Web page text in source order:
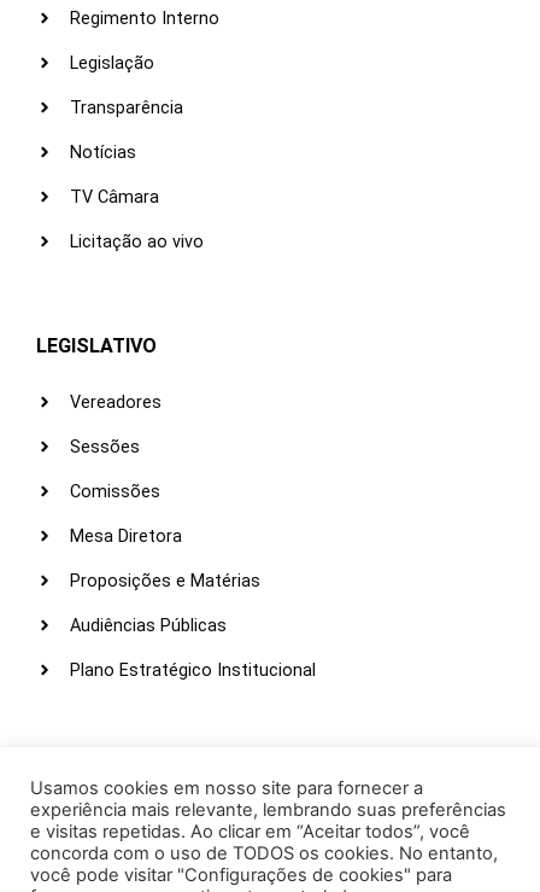
Regimento Interno
Legislação
Transparência
Notícias
TV Câmara
Licitação ao vivo
LEGISLATIVO
Vereadores
Sessões
Comissões
Mesa Diretora
Proposições e Matérias
Audiências Públicas
Plano Estratégico Institucional
Webmail
Intranet
Administração
Usamos cookies em nosso site para fornecer a
experiência mais relevante, lembrando suas preferências
e visitas repetidas. Ao clicar em “Aceitar todos”, você
concorda com o uso de TODOS os cookies. No entanto,
você pode visitar "Configurações de cookies" para